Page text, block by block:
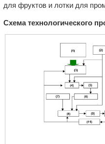
для фруктов и лотки для
Схема технологического